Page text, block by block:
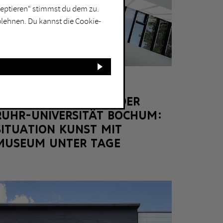
KUNSTSAMMLUNGEN DER
UNIVERSITÄT BOCHUM:
KUNST MIT
UNTER TAGE
stimmst du dem zu.
Du kannst die Cookie-